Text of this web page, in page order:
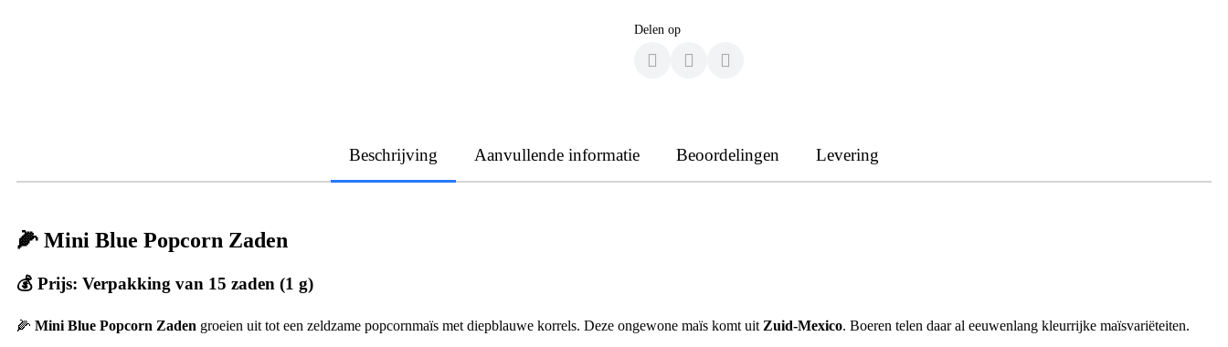
Delen op
Beschrijving Aanvullende informatie Beoordelingen Levering
🌽 Mini Blue Popcorn Zaden
💰 Prijs: Verpakking van 15 zaden (1 g)
🌽 Mini Blue Popcorn Zaden groeien uit tot een zeldzame popcornmaïs met diepblauwe korrels. Deze ongewone maïs komt uit Zuid-Mexico. Boeren telen daar al eeuwenlang kleurrijke maïsvariëteiten.